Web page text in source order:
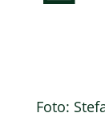
Foto: